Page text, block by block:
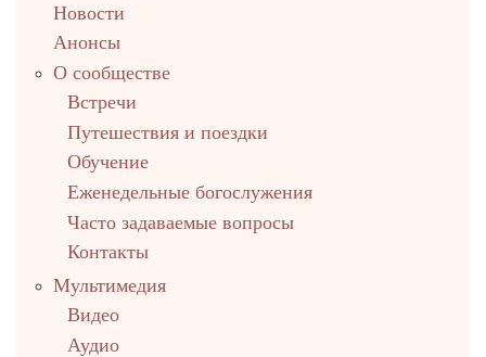
upНовости
Анонсы
О сообществе
Встречи
Путешествия и поездки
Обучение
Еженедельные богослужения
Часто задаваемые вопросы
Контакты
Мультимедия
Видео
Аудио